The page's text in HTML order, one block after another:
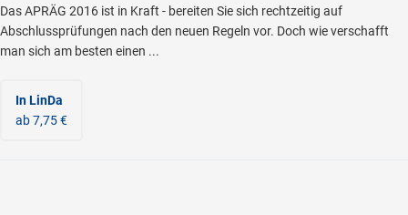
Das APRÄG 2016 ist in Kraft - bereiten Sie sich rechtzeitig auf
Abschlussprüfungen nach den neuen Regeln vor. Doch wie verschafft
man sich am besten einen ...
In LinDa
ab 7,75 €